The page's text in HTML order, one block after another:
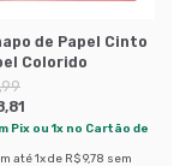
de Papel Cinto
Colorido
Pix ou 1x no Cartão de
até1x de R$ 9,78 sem